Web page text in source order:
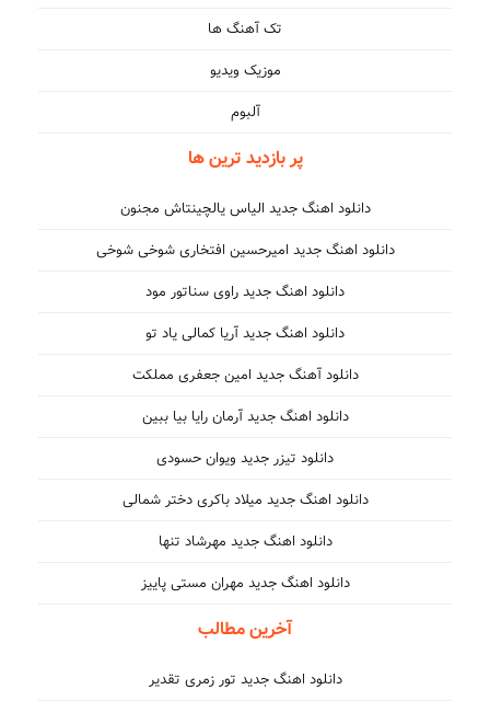
تک آهنگ ها
موزیک ویدیو
آلبوم
پر بازدید ترین ها
دانلود اهنگ جدید الیاس یالچینتاش مجنون
دانلود اهنگ جدید امیرحسین افتخاری شوخی شوخی
دانلود اهنگ جدید راوی سناتور مود
دانلود اهنگ جدید آریا کمالی یاد تو
دانلود آهنگ جدید امین جعفری مملکت
دانلود اهنگ جدید آرمان رایا بیا ببین
دانلود تیزر جدید ویوان حسودی
دانلود اهنگ جدید میلاد باکری دختر شمالی
دانلود اهنگ جدید مهرشاد تنها
دانلود اهنگ جدید مهران مستی پاییز
آخرین مطالب
دانلود اهنگ جدید تور زمری تقدیر